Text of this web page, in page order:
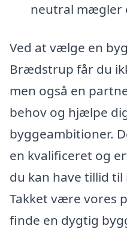
neutral mægler
Ved at vælge en
Brædstrup får du
men også en
behov og hjælpe
byggeambitioner.
en kvalificeret og
du kan have tillid til
Takket være vores
finde en dygtig